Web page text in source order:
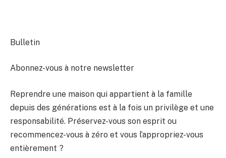
Bulletin
Abonnez-vous à notre newsletter
Reprendre une maison qui appartient à la famille
depuis des générations est à la fois un privilège et une
responsabilité. Préservez-vous son esprit ou
recommencez-vous à zéro et vous l’appropriez-vous
entièrement ?